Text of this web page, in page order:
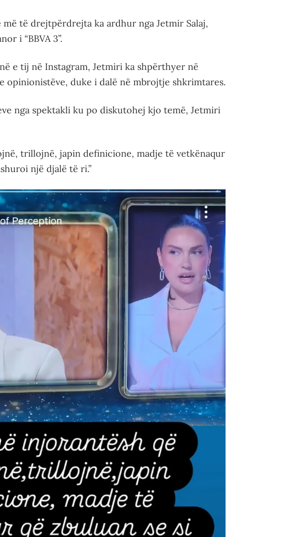
të drejtpërdrejta ka ardhur nga Jetmir Salaj,
i “BBVA 3”.
e tij në Instagram, Jetmiri ka shpërthyer në
opinionistëve, duke i dalë në mbrojtje shkrimtares.
nga spektakli ku po diskutohej kjo temë, Jetmiri
trillojnë, japin definicione, madje të vetkënaqur
një djalë të ri.”